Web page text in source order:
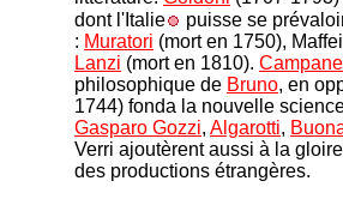
dont l'Italie
puisse se
: Muratori (mort en 1750),
Lanzi (mort en 1810).
philosophique de Bruno, en
1744) fonda la nouvelle
Gasparo Gozzi, Algarotti,
Verri ajoutèrent aussi à la
des productions étrangères.